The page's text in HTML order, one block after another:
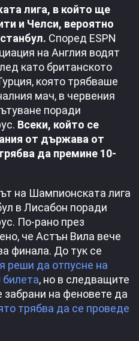
лига, в който ще
и Челси, вероятно
Според ESPN
на Англия водят
като британското
която трябваше
мач, в червения
поради
Всеки, който се
от държава от
да премине 10-
на Шампионската лига
в Лисабон поради
По-рано през
че Астън Вила вече
финала. До тук се
реши да отпусне на
, но в следващите
на феновете да
трябва да се проведе